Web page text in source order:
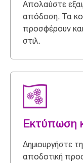
Απολαύστε
απόδοση. Τα
προσφέρουν
στιλ.
Εκτύπωση
Δημιουργήστε
αποδοτική